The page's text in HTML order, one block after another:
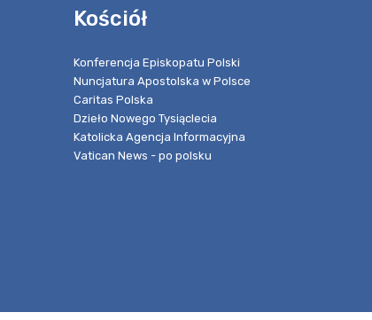
Kościół
Konferencja Episkopatu Polski
Nuncjatura Apostolska w Polsce
Caritas Polska
Dzieło Nowego Tysiąclecia
Katolicka Agencja Informacyjna
Vatican News - po polsku